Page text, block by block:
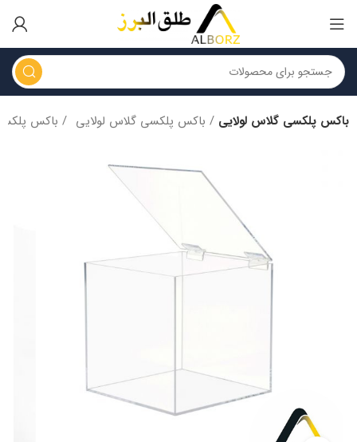
باکس پلکسی گلاس لولایی